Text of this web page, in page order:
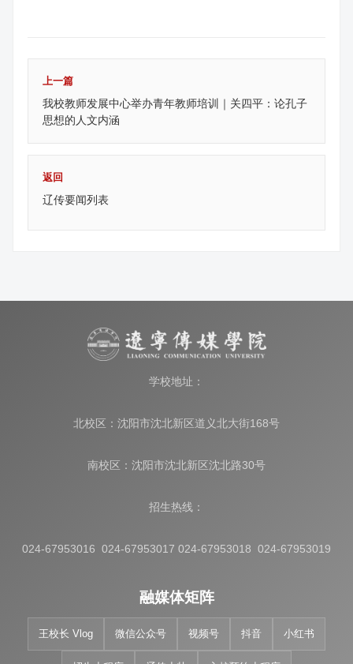
上一篇
我校教师发展中心举办青年教师培训｜关四平：论孔子
思想的人文内涵
返回
辽传要闻列表
学校地址：
北校区：沈阳市沈北新区道义北大街168号
南校区：沈阳市沈北新区沈北路30号
招生热线：
024-67953016 024-67953017 024-67953018 024-67953019
融媒体矩阵
王校长 Vlog 微信公众号 视频号 抖音 小红书